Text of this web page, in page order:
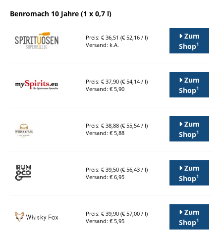
Benromach 10 Jahre (1 x 0,7 l)
Preis: € 36,51 (€ 52,16 / l)
Versand: k.A.
Zum
Shop1
Preis: € 37,90 (€ 54,14 / l)
Versand: € 5,90
Zum
Shop1
Preis: € 38,88 (€ 55,54 / l)
Versand: € 5,88
Zum
Shop1
Preis: € 39,50 (€ 56,43 / l)
Versand: € 6,95
Zum
Shop1
Preis: € 39,90 (€ 57,00 / l)
Versand: € 5,95
Zum
Shop1